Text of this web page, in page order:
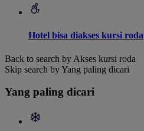
Hotel bisa diakses kursi roda
Back to search by Akses kursi roda
Skip search by Yang paling dicari
Yang paling dicari